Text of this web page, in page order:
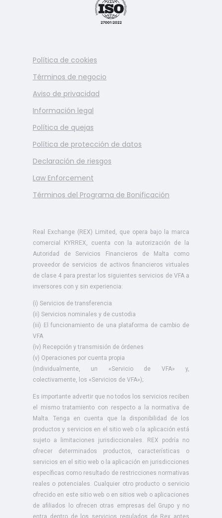
Política de cookies
Términos de negocio
Aviso de privacidad
Información legal
Política de quejas
Política de protección de datos
Declaración de riesgos
Law Enforcement
Términos del Programa de Bonificación
Real Exchange (REX) Limited, que opera bajo la marca
comercial KYRREX, cuenta con la autorización de la
Autoridad de Servicios Financieros de Malta como
proveedor de servicios de activos financieros virtuales
de clase 4 para prestar los siguientes servicios de VFA a
inversores con y sin experiencia:
(i) Servicios de transferencia
(ii) Servicios nominales y de custodia
(iii) El funcionamiento de una plataforma de cambio de
VFA
(iv) Recepción y transmisión de órdenes
(v) Operaciones por cuenta propia
(individualmente, un «Servicio de VFA» y,
colectivamente, los «Servicios de VFA»);
Es importante advertir que no todos los servicios reciben
el mismo tratamiento con respecto a la normativa de
Malta. Tenga en cuenta que la disponibilidad de los
productos y servicios en el sitio web o la aplicación está
sujeto a limitaciones jurisdiccionales. REX podría no
ofrecer determinados productos, características o
servicios en el sitio web o la aplicación en jurisdicciones
específicas como resultado de restricciones normativas
reales o potenciales. Cualquier otro producto o servicio
ofrecido en este sitio web o en sitios web o aplicaciones
de afiliados lo ofrecen otras empresas del Grupo y no
entra dentro de los servicios regulados de Rex antes